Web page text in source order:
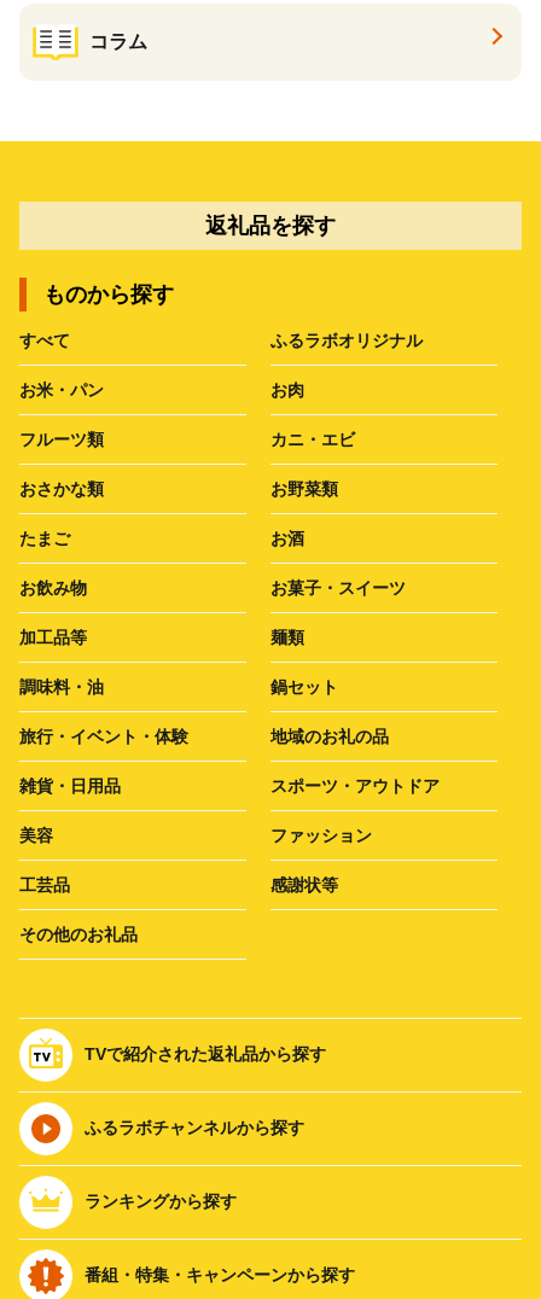
コラム
返礼品を探す
ものから探す
すべて ふるラボオリジナル
お米・パン お肉
フルーツ類 カニ・エビ
おさかな類 お野菜類
たまご お酒
お飲み物 お菓子・スイーツ
加工品等 麺類
調味料・油 鍋セット
旅行・イベント・体験 地域のお礼の品
雑貨・日用品 スポーツ・アウトドア
美容 ファッション
工芸品 感謝状等
その他のお礼品
TVで紹介された返礼品から探す
ふるラボチャンネルから探す
ランキングから探す
番組・特集・キャンペーンから探す